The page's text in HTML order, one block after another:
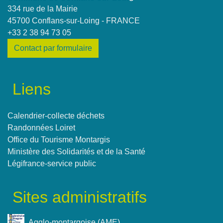
334 rue de la Mairie
45700 Conflans-sur-Loing - FRANCE
+33 2 38 94 73 05
Contact par formulaire
Liens
Calendrier-collecte déchets
Randonnées Loiret
Office du Tourisme Montargis
Ministère des Solidarités et de la Santé
Légifrance-service public
Sites administratifs